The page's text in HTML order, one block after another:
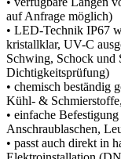
auf Anfrage möglich)
• LED-Technik IP67
kristallklar, UV-C
Schwing, Schock und
Dichtigkeitsprüfung)
• chemisch beständig
Kühl- &
• einfache
Anschraublaschen,
• passt auch direkt in